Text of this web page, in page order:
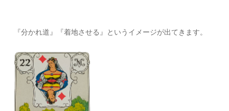
『分かれ道』『着地させる』というイメージが出てきます。